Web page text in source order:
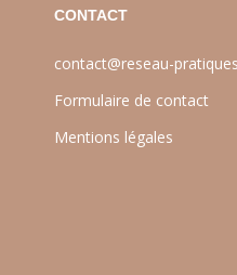
CONTACT
contact@reseau-
Formulaire de contact
Mentions légales